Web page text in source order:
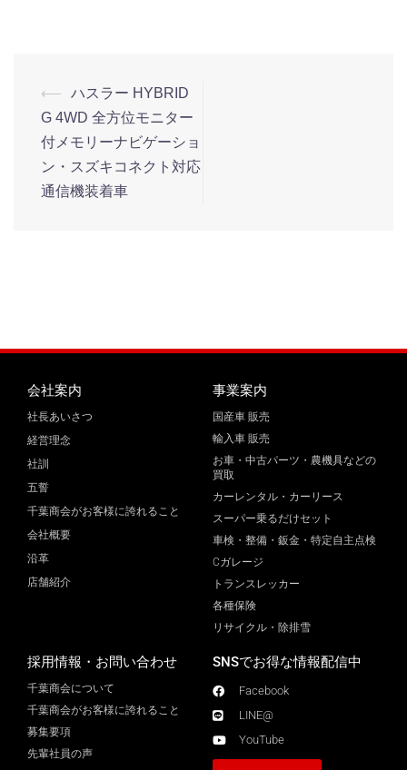
⟵
ハスラー HYBRID
G 4WD 全方位モニター
付メモリーナビゲーショ
ン・スズキコネクト対応
通信機装着車
会社案内
社長あいさつ
経営理念
社訓
五誓
千葉商会がお客様に誇れること
会社概要
沿革
店舗紹介
事業案内
国産車 販売
輸入車 販売
お車・中古パーツ・農機具などの
買取
カーレンタル・カーリース
スーパー乗るだけセット
車検・整備・鈑金・特定自主点検
Cガレージ
トランスレッカー
各種保険
リサイクル・除排雪
採用情報・お問い合わせ
千葉商会について
千葉商会がお客様に誇れること​
募集要項
先輩社員の声
SNSでお得な情報配信中
Facebook
LINE@
YouTube